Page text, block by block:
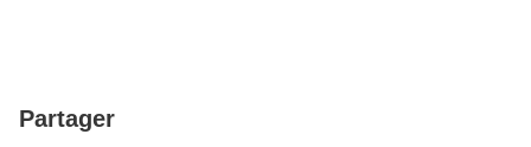
Partager